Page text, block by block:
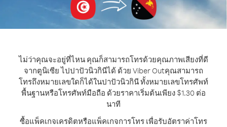
ไม่ว่าคุณจะอยู่ที่ไหน คุณก็สามารถโทรด้วยคุณภาพเสียงที่ดี
จากตูนิเซีย ไปปาปัวนิวกินีได้ ด้วย Viber Outคุณสามารถ
โทรถึงหมายเลขใดก็ได้ในปาปัวนิวกินี ทั้งหมายเลขโทรศัพท์
พื้นฐานหรือโทรศัพท์มือถือ ด้วยราคาเริ่มต้นเพียง $1.30 ต่อ
นาที
ซื้อแพ็คเกจเครดิตหรือแพ็คเกจการโทร เพื่อรับอัตราค่าโทร